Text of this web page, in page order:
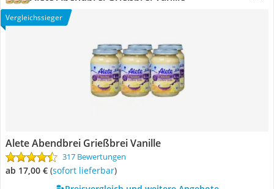
Vergleichssieger
Alete Abendbrei Grießbrei Vanille
317 Bewertungen
ab 17,00 € ( Sofort lieferbar)